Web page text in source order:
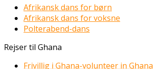
Afrikansk dans for børn
Afrikansk dans for voksne
Polterabend-dans
Rejser til Ghana
Frivillig i Ghana-volunteer in Ghana